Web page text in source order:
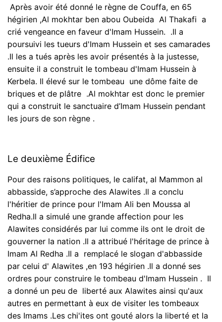
Après avoir été donné le règne de Couffa, en 65
hégirien ,Al mokhtar ben abou Oubeida Al Thakafi a
crié vengeance en faveur d'Imam Hussein. .Il a
poursuivi les tueurs d'Imam Hussein et ses camarades
.Il les a tués après les avoir présentés à la justesse,
ensuite il a construit le tombeau d'Imam Hussein à
Kerbela. Il élevé sur le tombeau une dôme faite de
briques et de plâtre .Al mokhtar est donc le premier
qui a construit le sanctuaire d’Imam Hussein pendant
les jours de son règne .
Le deuxième Édifice
Pour des raisons politiques, le califat, al Mammon al
abbasside, s’approche des Alawites .Il a conclu
l'héritier de prince pour l'Imam Ali ben Moussa al
Redha.Il a simulé une grande affection pour les
Alawites considérés par lui comme ils ont le droit de
gouverner la nation .Il a attribué l'héritage de prince à
Imam Al Redha .Il a remplacé le slogan d'abbasside
par celui d' Alawites ,en 193 hégirien .Il a donné ses
ordres pour construire le tombeau d'Imam Hussein . Il
a donné un peu de liberté aux Alawites ainsi qu'aux
autres en permettant à eux de visiter les tombeaux
des Imams .Les chi'ites ont gouté alors la liberté et la